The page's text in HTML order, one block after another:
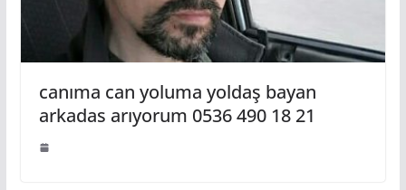
canıma can yoluma yoldaş bayan
arkadas arıyorum 0536 490 18 21